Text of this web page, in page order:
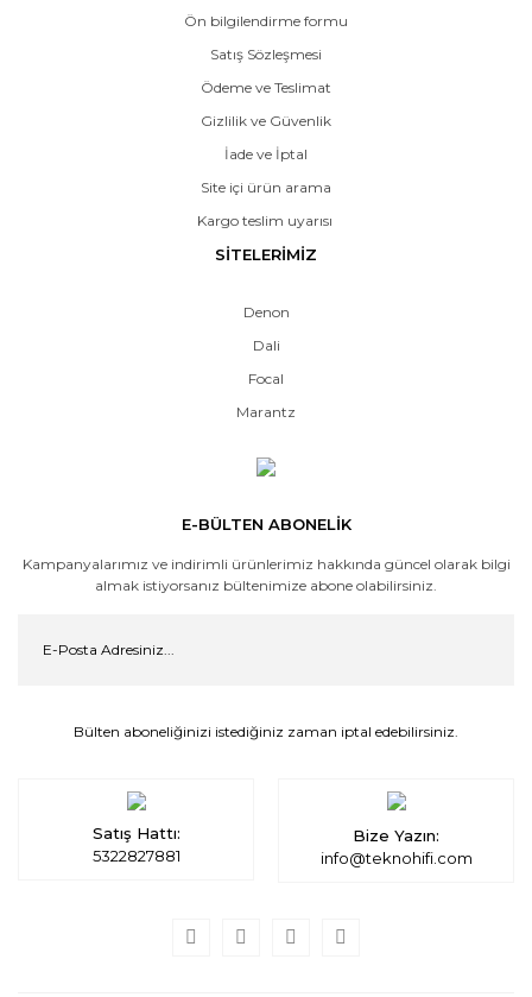
Ön bilgilendirme formu
Satış Sözleşmesi
Ödeme ve Teslimat
Gizlilik ve Güvenlik
İade ve İptal
Site içi ürün arama
Kargo teslim uyarısı
SİTELERİMİZ
Denon
Dali
Focal
Marantz
E-BÜLTEN ABONELİK
Kampanyalarımız ve indirimli ürünlerimiz hakkında güncel olarak bilgi
almak istiyorsanız bültenimize abone olabilirsiniz.
Bülten aboneliğinizi istediğiniz zaman iptal edebilirsiniz.
Satış Hattı:
5322827881
Bize Yazın:
info@teknohifi.com